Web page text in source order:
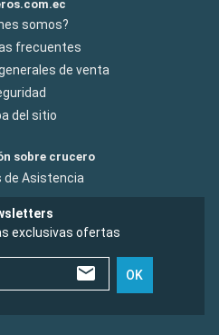
somos?
frecuentes
de venta
del sitio
sobre crucero
de Asistencia
exclusivas ofertas
OK